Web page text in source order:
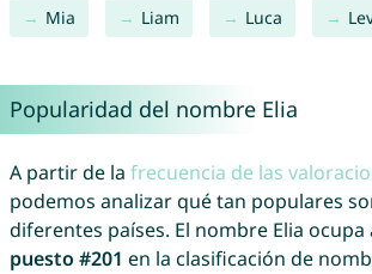
Mia Liam Luca
Popularidad del nombre Elia
A partir de la frecuencia de las
podemos analizar qué tan populares
diferentes países. El nombre Elia
puesto #201 en la clasificación de